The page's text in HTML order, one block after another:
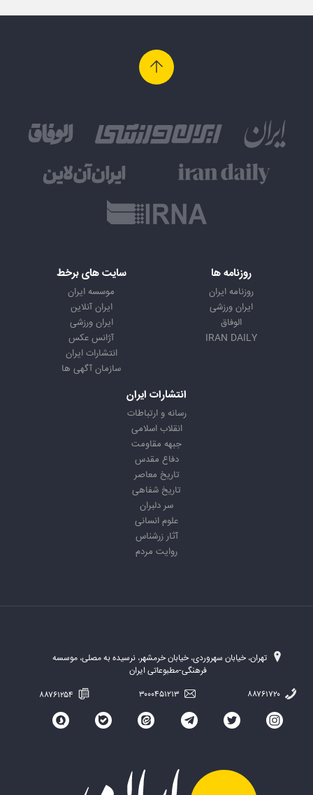
روزنامه ها
روزنامه ایران
ایران ورزشی
الوفاق
IRAN DAILY
سایت های برخط
موسسه ایران
ایران آنلاین
ایران ورزشی
آژانس عکس
انتشارات ایران
سازمان آگهی ها
انتشارات ایران
رسانه و ارتباطات
انقلاب اسلامی
جبهه مقاومت
دفاع مقدس
تاریخ معاصر
تاریخ شفاهی
سر دلبران
علوم انسانی
آثار زرشناس
روایت مردم
تهران، خیابان سهروردی، خیابان خرمشهر، نرسیده به مصلی، موسسه
فرهنگی-مطبوعاتی ایران